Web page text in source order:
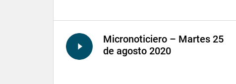
Micronoticiero – Martes 25
de agosto 2020